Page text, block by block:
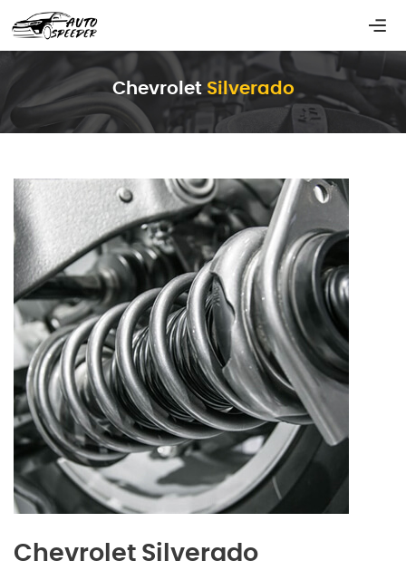
Chevrolet Silverado
Chevrolet Silverado